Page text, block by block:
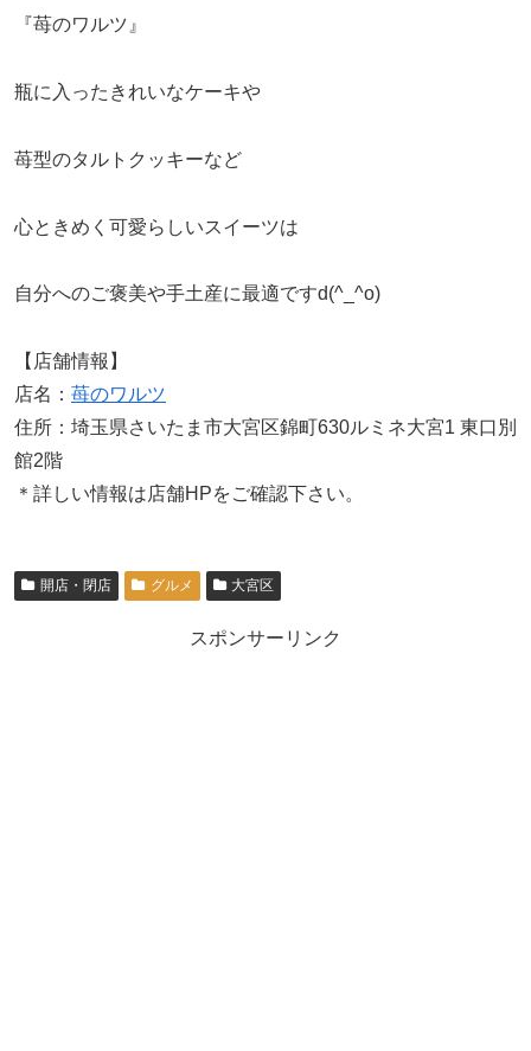
『苺のワルツ』
瓶に入ったきれいなケーキや
苺型のタルトクッキーなど
心ときめく可愛らしいスイーツは
自分へのご褒美や手土産に最適ですd(^_^o)
【店舗情報】
店名： 苺のワルツ
住所：埼玉県さいたま市大宮区錦町630ルミネ大宮1 東口別
館2階
＊詳しい情報は店舗HPをご確認下さい。
開店・閉店 グルメ 大宮区
スポンサーリンク